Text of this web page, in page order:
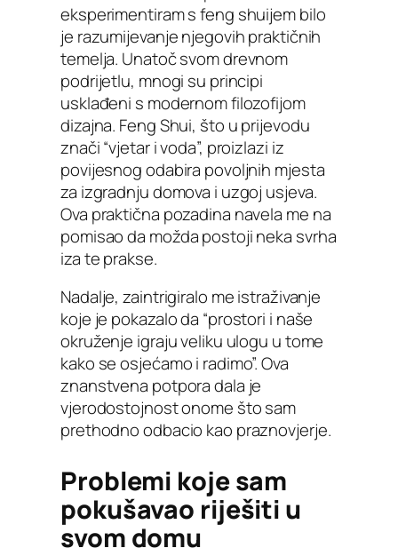
eksperimentiram s feng shuijem bilo
je razumijevanje njegovih praktičnih
temelja. Unatoč svom drevnom
podrijetlu, mnogi su principi
usklađeni s modernom filozofijom
dizajna. Feng Shui, što u prijevodu
znači “vjetar i voda”, proizlazi iz
povijesnog odabira povoljnih mjesta
za izgradnju domova i uzgoj usjeva.
Ova praktična pozadina navela me na
pomisao da možda postoji neka svrha
iza te prakse.
Nadalje, zaintrigiralo me istraživanje
koje je pokazalo da “prostori i naše
okruženje igraju veliku ulogu u tome
kako se osjećamo i radimo”. Ova
znanstvena potpora dala je
vjerodostojnost onome što sam
prethodno odbacio kao praznovjerje.
Problemi koje sam
pokušavao riješiti u
svom domu